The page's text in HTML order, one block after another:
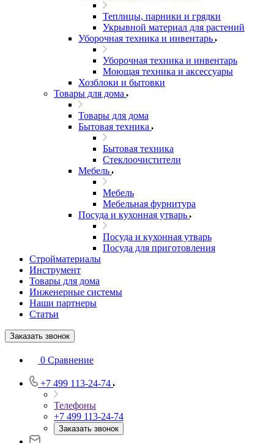
Теплицы, парники и грядки
Укрывной материал для растений
Уборочная техника и инвентарь
Уборочная техника и инвентарь
Моющая техника и аксессуары
Хозблоки и бытовки
Товары для дома
Товары для дома
Бытовая техника
Бытовая техника
Стеклоочистители
Мебель
Мебель
Мебельная фурнитура
Посуда и кухонная утварь
Посуда и кухонная утварь
Посуда для приготовления
Стройматериалы
Инструмент
Товары для дома
Инженерные системы
Наши партнеры
Статьи
Заказать звонок
0 Сравнение
+7 499 113-24-74
Телефоны
+7 499 113-24-74
Заказать звонок